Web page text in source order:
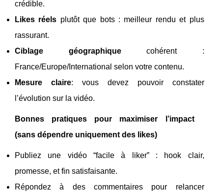
crédible.
Likes réels plutôt que bots : meilleur rendu et plus
rassurant.
Ciblage géographiquecohérent :
France/Europe/International selon votre contenu.
Mesure claire: vous devez pouvoir constater
l’évolution sur la vidéo.
Bonnes pratiques pour maximiser l’impact
(sans dépendre uniquement des likes)
Publiez une vidéo “facile à liker” : hook clair,
promesse, et fin satisfaisante.
Répondez à des commentaires pour relancer